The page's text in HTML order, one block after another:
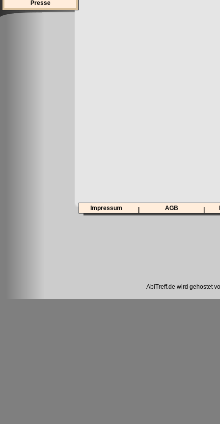
Presse
Impressum AGB
AbiTreff.de wird gehostet